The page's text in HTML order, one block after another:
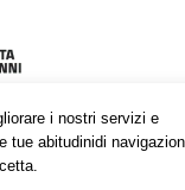
i nostri servizi e
tue abitudinidi